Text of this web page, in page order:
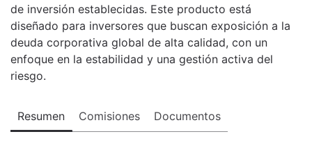
de inversión establecidas. Este producto está
diseñado para inversores que buscan exposición a la
deuda corporativa global de alta calidad, con un
enfoque en la estabilidad y una gestión activa del
riesgo.
Resumen Comisiones Documentos